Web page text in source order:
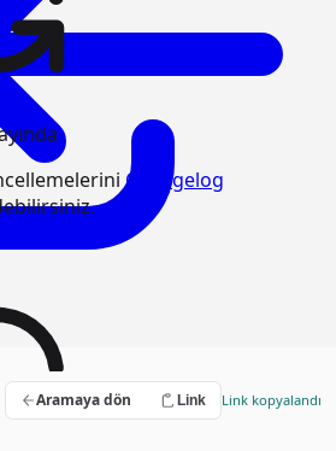
Changelog
Müdahale
Aramaya dön Link Link kopyalandı